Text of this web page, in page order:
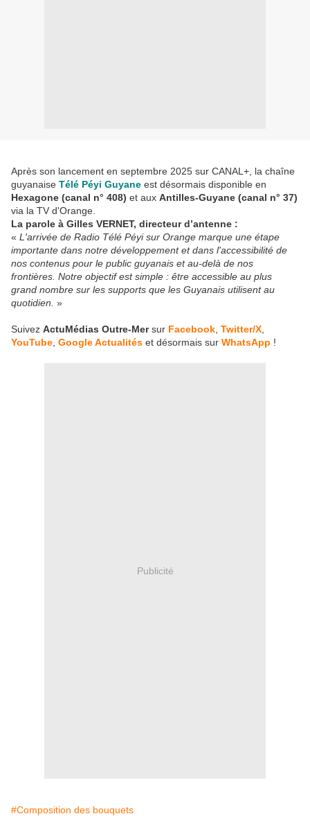
Après son lancement en septembre 2025 sur CANAL+, la chaîne
guyanaise Télé Péyi Guyane est désormais disponible en
Hexagone (canal n° 408) et aux Antilles-Guyane (canal n° 37)
via la TV d'Orange.
La parole à Gilles VERNET, directeur d’antenne :
« L'arrivée de Radio Télé Péyi sur Orange marque une étape
importante dans notre développement et dans l'accessibilité de
nos contenus pour le public guyanais et au-delà de nos
frontières. Notre objectif est simple : être accessible au plus
grand nombre sur les supports que les Guyanais utilisent au
quotidien. »
Suivez ActuMédias Outre-Mersur Facebook Twitter/X
YouTube Google Actualités et désormais sur WhatsApp !
Publicité
#Composition des bouquets